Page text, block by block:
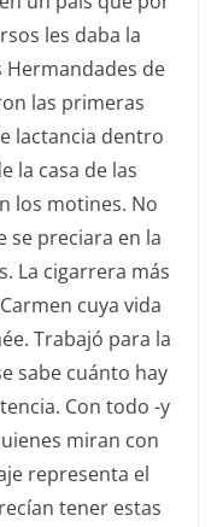
les daba la
Hermandades de
las primeras
lactancia dentro
la casa de las
los motines. No
preciara en la
La cigarrera más
cuya vida
Trabajó para la
sabe cuánto hay
Con todo -y
miran con
representa el
tener estas